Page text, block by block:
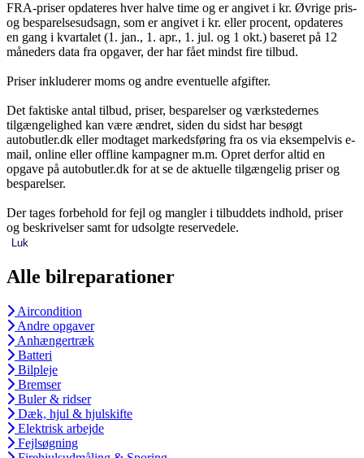
FRA-priser opdateres hver halve time og er angivet i kr. Øvrige pris-
og besparelsesudsagn, som er angivet i kr. eller procent, opdateres
en gang i kvartalet (1. jan., 1. apr., 1. jul. og 1 okt.) baseret på 12
måneders data fra opgaver, der har fået mindst fire tilbud.
Priser inkluderer moms og andre eventuelle afgifter.
Det faktiske antal tilbud, priser, besparelser og værkstedernes
tilgængelighed kan være ændret, siden du sidst har besøgt
autobutler.dk eller modtaget markedsføring fra os via eksempelvis e-
mail, online eller offline kampagner m.m. Opret derfor altid en
opgave på autobutler.dk for at se de aktuelle tilgængelig priser og
besparelser.
Der tages forbehold for fejl og mangler i tilbuddets indhold, priser
og beskrivelser samt for udsolgte reservedele.
Luk
Alle bilreparationer
Aircondition
Andre opgaver
Anhængertræk
Batteri
Bilpleje
Bremser
Buler & ridser
Dæk, hjul & hjulskifte
Elektrisk arbejde
Fejlsøgning